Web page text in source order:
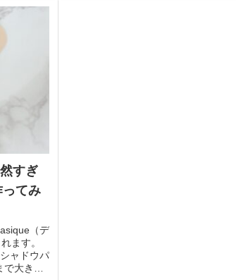
すぎ
てみ
（デ
ます。
ャドウパ
大きく